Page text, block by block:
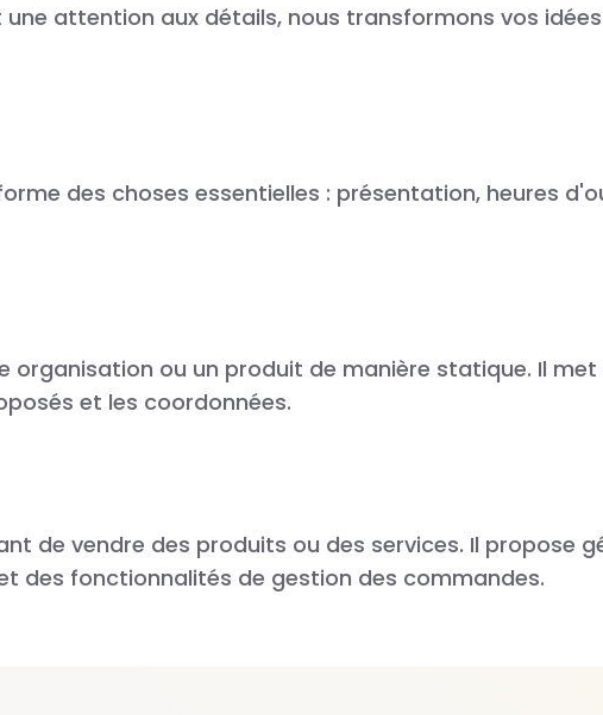
attention aux détails, nous transformons vos
des choses essentielles : présentation, heures
organisation ou un produit de manière statique. Il
et les coordonnées.
de vendre des produits ou des services. Il propose
des fonctionnalités de gestion des commandes.